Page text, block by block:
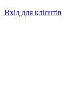
Вхід для клієнтів